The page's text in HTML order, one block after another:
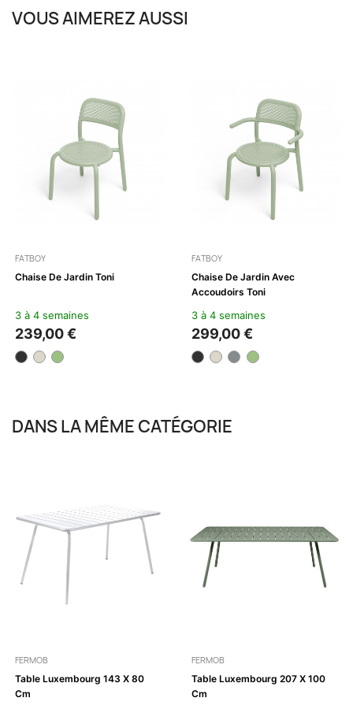
VOUS AIMEREZ AUSSI
FATBOY
Chaise De Jardin Toni
3 à 4 semaines
239,00 €
FATBOY
Chaise De Jardin Avec
Accoudoirs Toni
3 à 4 semaines
299,00 €
DANS LA MÊME CATÉGORIE
FERMOB
Table Luxembourg 143 X 80
Cm
FERMOB
Table Luxembourg 207 X 100
Cm